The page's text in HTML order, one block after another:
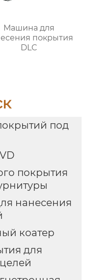
Машина для
покрытия
DLC
под
покрытия
нанесения
коатер
для